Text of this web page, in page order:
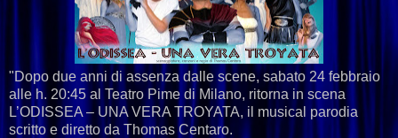
"Dopo due anni di assenza dalle scene, sabato 24 febbraio
alle h. 20:45 al Teatro Pime di Milano, ritorna in scena
L’ODISSEA – UNA VERA TROYATA, il musical parodia
scritto e diretto da Thomas Centaro.